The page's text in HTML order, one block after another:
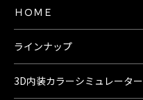
ＨＯＭＥ
ラインナップ
3D内装カラーシミュレーター